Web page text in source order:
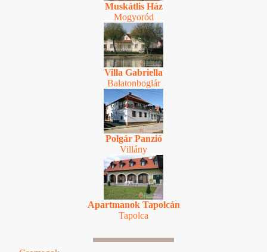
Muskátlis Ház
Mogyoród
Villa Gabriella
Balatonboglár
Polgár Panzió
Villány
Apartmanok Tapolcán
Tapolca